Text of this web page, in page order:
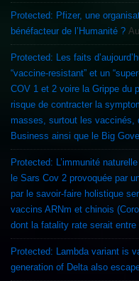
Protected: Pfizer, une
bénéfacteur de l’Humanité ?
Protected: Les faits
“vaccine-resistant” et un
COV 1 et 2 voire la Grippe du
risque de contracter la
masses, surtout les vaccinés,
Business ainsi que le Big
Protected: L’immunité
le Sars Cov 2 provoquée par
par le savoir-faire holistique serait davantage protectrice que les
vaccins ARNm et chinois
dont la fatality rate serait entre
Protected: Lambda variant is
generation of Delta also